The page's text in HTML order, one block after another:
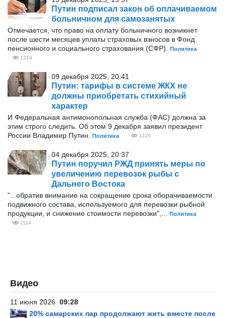
Путин подписал закон об оплачиваемом
больничном для самозанятых
Отмечается, что право на оплату больничного возникнет
после шести месяцев уплаты страховых взносов в Фонд
пенсионного и социального страхования (СФР).
Политика
1219
09 декабря 2025, 20:41
Путин: тарифы в системе ЖКХ не
должны приобретать стихийный
характер
И Федеральная антимонопольная служба (ФАС) должна за
этим строго следить. Об этом 9 декабря заявил президент
России Владимир Путин.
Политика 1225
04 декабря 2025, 20:37
Путин поручил РЖД принять меры по
увеличению перевозок рыбы с
Дальнего Востока
"...обратив внимание на сокращение срока оборачиваемости
подвижного состава, используемого для перевозки рыбной
продукции, и снижение стоимости перевозки",...
Политика
1114
Видео
11 июня 2026 09:28
20% самарских пар продолжают жить вместе после